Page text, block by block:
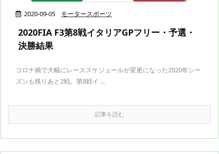
2020-09-05 モータースポーツ
2020FIA F3第8戦イタリアGPフリー・予選・
決勝結果
コロナ禍で大幅にレーススケジュールが変更になった2020年シー
ズンも残りあと2戦。第8戦イ ...
記事を読む